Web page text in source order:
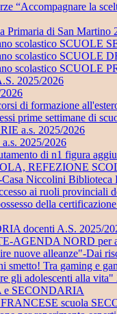
“Accompagnare la
Primaria di San Martino
scolastico SCUOLE
scolastico SCUOLE
scolastico SCUOLE
2025/2026
di formazione
prime settimane di
a.s. 2025/2026
2025/2026
di n1 figura
REFEZIONE
Niccolini Biblioteca
ai ruoli provinciali
della
docenti A.S. 2025/
AGENDA NORD per
nuove alleanze"-Dai
Tra gaming e
gli adolescenti alla vita"
e SECONDARIA
scuola